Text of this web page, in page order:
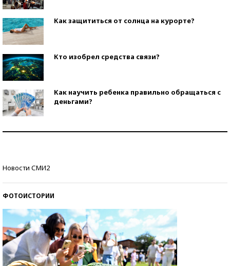
Как защититься от солнца на курорте?
Кто изобрел средства связи?
Как научить ребенка правильно обращаться с
деньгами?
Новости СМИ2
ФОТОИСТОРИИ